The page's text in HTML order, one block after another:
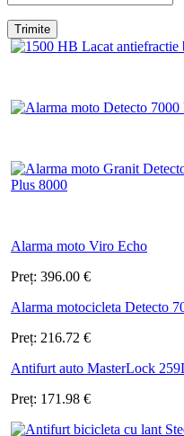
Alarma moto Viro Echo
Preț: 396.00 €
Alarma motocicleta Detecto
Preț: 216.72 €
Antifurt auto MasterLock
Preț: 171.98 €